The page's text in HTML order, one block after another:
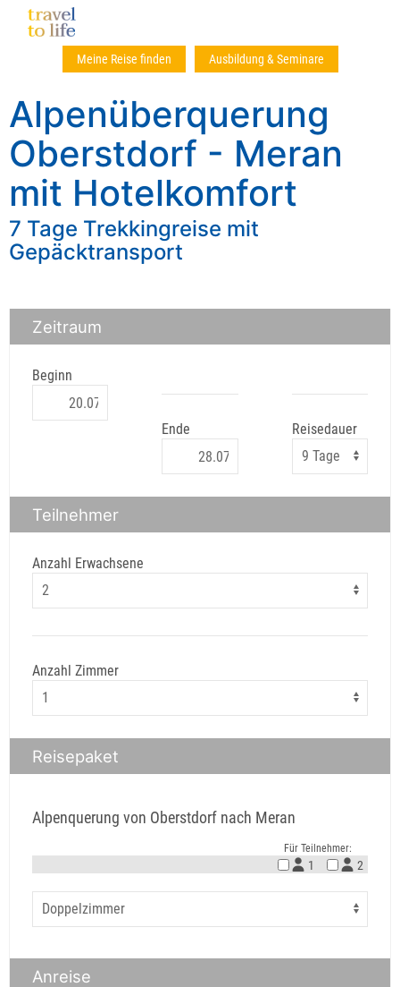
Meine Reise finden Ausbildung & Seminare
Alpenüberquerung
Oberstdorf - Meran
mit Hotelkomfort
7 Tage Trekkingreise mit
Gepäcktransport
Zeitraum
Beginn
Ende Reisedauer
Teilnehmer
Anzahl Erwachsene
Anzahl Zimmer
Reisepaket
Alpenquerung von Oberstdorf nach Meran
Für Teilnehmer:
1 2
Anreise